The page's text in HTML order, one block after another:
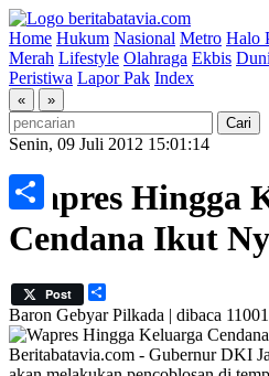
Home Hukum Nasional Metro Halo
Merah Lifestyle Olahraga Ekbis
Peristiwa Lapor Pak Index
« »
Senin, 09 Juli 2012 15:01:14
Wapres Hingga
Cendana Ikut
Post
Baron Gebyar Pilkada | dibaca
Beritabatavia.com - Gubernur DKI
Share